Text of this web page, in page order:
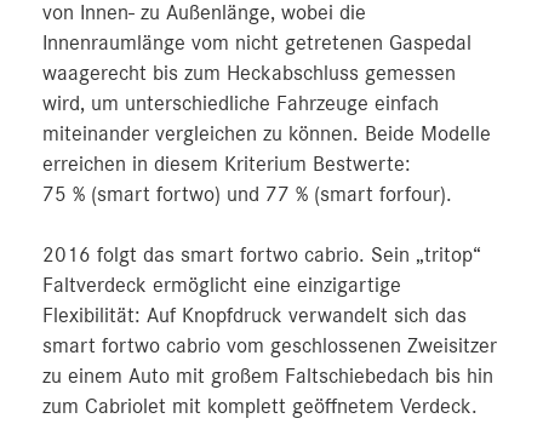
von Innen- zu Außenlänge, wobei die
Innenraumlänge vom nicht getretenen Gaspedal
waagerecht bis zum Heckabschluss gemessen
wird, um unterschiedliche Fahrzeuge einfach
miteinander vergleichen zu können. Beide Modelle
erreichen in diesem Kriterium Bestwerte:
75 % (smart fortwo) und 77 % (smart forfour).
2016 folgt das smart fortwo cabrio. Sein „tritop“
Faltverdeck ermöglicht eine einzigartige
Flexibilität: Auf Knopfdruck verwandelt sich das
smart fortwo cabrio vom geschlossenen Zweisitzer
zu einem Auto mit großem Faltschiebedach bis hin
zum Cabriolet mit komplett geöffnetem Verdeck.